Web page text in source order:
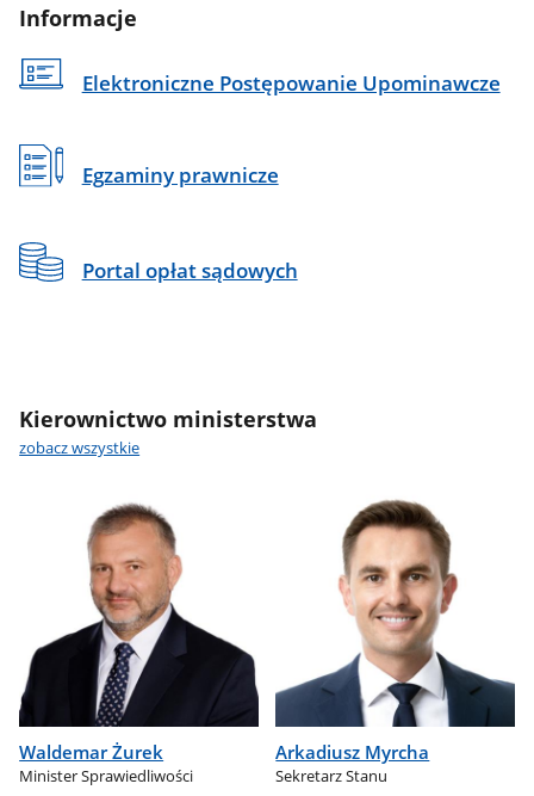
Informacje
Elektroniczne Postępowanie Upominawcze
Egzaminy prawnicze
Portal opłat sądowych
Kierownictwo ministerstwa
zobacz wszystkie
Waldemar Żurek
Minister Sprawiedliwości
Arkadiusz Myrcha
Sekretarz Stanu